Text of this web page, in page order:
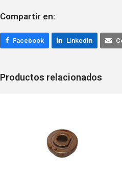
Compartir en:
Facebook LinkedIn
Productos relacionados